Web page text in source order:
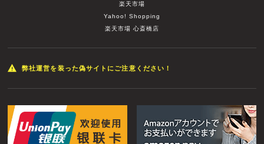
楽天市場
Yahoo! Shopping
楽天市場 心斎橋店
弊社運営を装った偽サイトにご注意ください！